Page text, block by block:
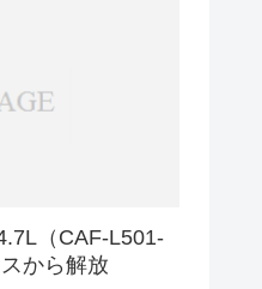
（CAF-L501-
から解放